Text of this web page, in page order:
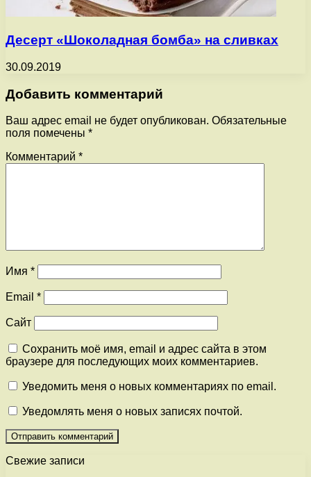
Десерт «Шоколадная бомба» на сливках
30.09.2019
Добавить комментарий
Ваш адрес email не будет опубликован. Обязательные
поля помечены *
Комментарий *
Имя *
Email *
Сайт
Сохранить моё имя, email и адрес сайта в этом
браузере для последующих моих комментариев.
Уведомить меня о новых комментариях по email.
Уведомлять меня о новых записях почтой.
Свежие записи